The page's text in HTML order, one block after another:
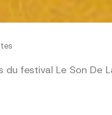
festival Le Son De